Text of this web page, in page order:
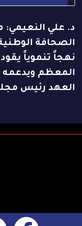
د. علي النعيمي:
الصحافة
نهجاً تنموياً
المعظم
العهد رئيس